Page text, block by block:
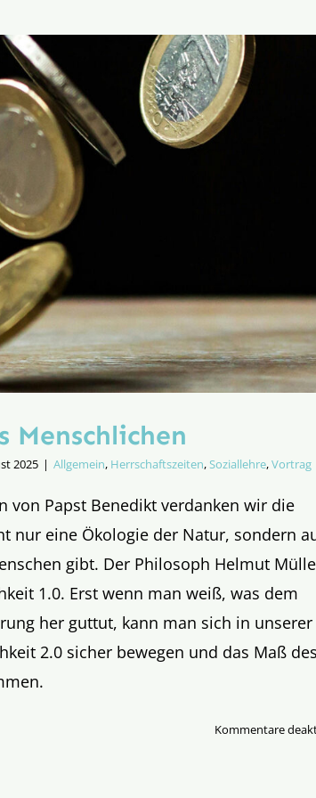
Menschlichen
2025 | Allgemein, Herrschaftszeiten,Soziallehre,Vortrag
von Papst Benedikt verdanken wir die
nur eine Ökologie der Natur, sondern
gibt. Der Philosoph Helmut
1.0. Erst wenn man weiß, was dem
her guttut, kann man sich in unserer
2.0 sicher bewegen und das Maß des
Kommentare